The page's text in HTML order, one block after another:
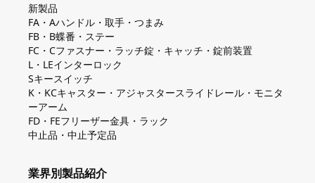
新製品
FA・Aハンドル・取手・つまみ
FB・B蝶番・ステー
FC・Cファスナー・ラッチ錠・キャッチ・錠前装置
L・LEインターロック
Sキースイッチ
K・KCキャスター・アジャスタースライドレール・モニタ
ーアーム
FD・FEフリーザー金具・ラック
中止品・中止予定品
業界別製品紹介